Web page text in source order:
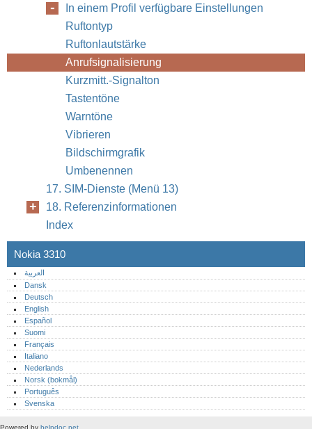
In einem Profil verfügbare Einstellungen
Ruftontyp
Ruftonlautstärke
Anrufsignalisierung
Kurzmitt.-Signalton
Tastentöne
Warntöne
Vibrieren
Bildschirmgrafik
Umbenennen
17. SIM-Dienste (Menü 13)
18. Referenzinformationen
Index
Nokia 3310
العربية
Dansk
Deutsch
English
Español
Suomi
Français
Italiano
Nederlands
Norsk (bokmål)‎
Português‎
Svenska
Powered by helpdoc.net